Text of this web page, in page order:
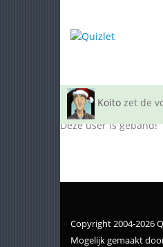
Koito zet de
Deze user is geband!
Copyright 2004-2026
Mogelijk gemaakt